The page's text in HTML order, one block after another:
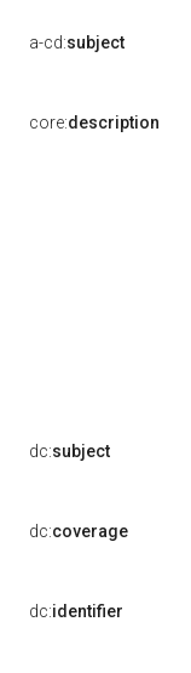
a-cd:subject
core:description
dc:subject
dc:coverage
dc:identifier